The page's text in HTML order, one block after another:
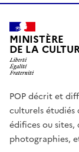
MINISTÈRE
DE LA
POP décrit et
culturels étudiés
édifices ou sites,
photographies,